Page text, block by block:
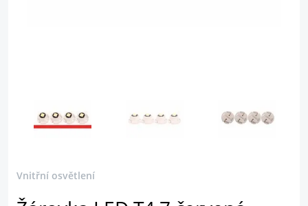
Vnitřní osvětlení